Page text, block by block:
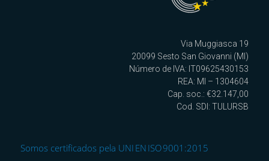
Via Muggiasca 19
20099 Sesto San Giovanni (MI)
Número de IVA: IT09625430153
REA: MI – 1304604
Cap. soc.: €32.147,00
Cod. SDI: TULURSB
Somos certificados pela UNI EN ISO 9001:2015